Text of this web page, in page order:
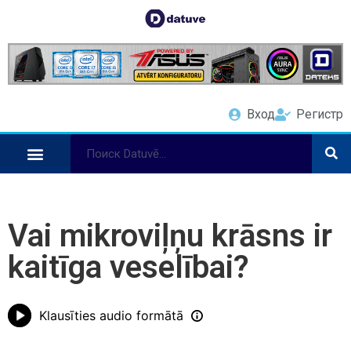
Вход Регистр
Vai mikroviļņu krāsns ir
kaitīga veselībai?
Klausīties audio formātā